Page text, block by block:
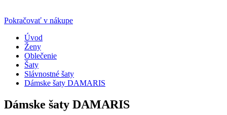
Pokračovať v nákupe
Úvod
Ženy
Oblečenie
Šaty
Slávnostné šaty
Dámske šaty DAMARIS
Dámske šaty DAMARIS